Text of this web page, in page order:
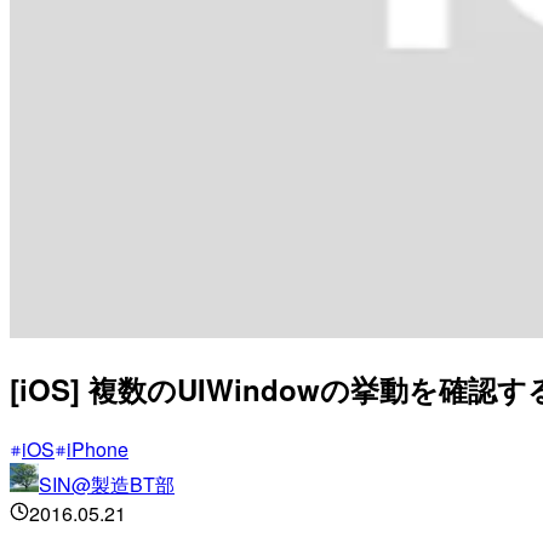
[iOS] 複数のUIWindowの挙動を確認す
iOS iPhone
SIN@製造BT部
2016.05.21